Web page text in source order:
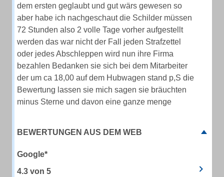
dem ersten geglaubt und gut wärs gewesen so
aber habe ich nachgeschaut die Schilder müssen
72 Stunden also 2 volle Tage vorher aufgestellt
werden das war nicht der Fall jeden Strafzettel
oder jedes Abschleppen wird nun ihre Firma
bezahlen Bedanken sie sich bei dem Mitarbeiter
der um ca 18,00 auf dem Hubwagen stand p,S die
Bewertung lassen sie mich sagen sie bräuchten
minus Sterne und davon eine ganze menge
BEWERTUNGEN AUS DEM WEB
Google*
4.3 von 5